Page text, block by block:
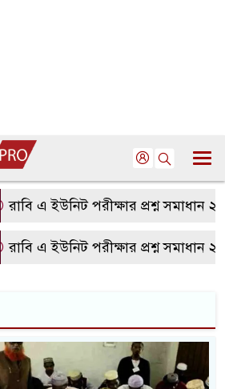
রাবি এ ইউনিট পরীক্ষার প্রশ্ন
রাবি এ ইউনিট পরীক্ষার প্রশ্ন